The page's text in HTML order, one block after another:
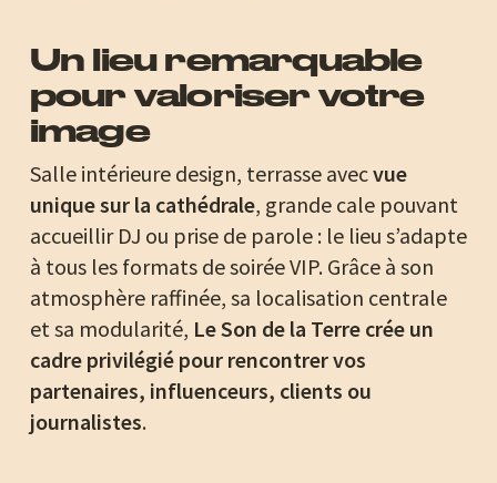
Un lieu remarquable
pour valoriser votre
image
Salle intérieure design, terrasse avecvue
unique sur la cathédrale, grande cale pouvant
accueillir DJ ou prise de parole : le lieu s’adapte
à tous les formats de soirée VIP. Grâce à son
atmosphère raffinée, sa localisation centrale
et sa modularité, Le Son de la Terre crée un
cadre privilégié pour rencontrer vos
partenaires, influenceurs, clients ou
journalistes.